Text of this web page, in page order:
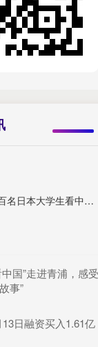
优先配 “百名日本大学生看中国”走进青浦，感受江南水乡诗意，解锁更多“上海故事”
国”走进青浦，感受
事”
日融资买入1.61亿